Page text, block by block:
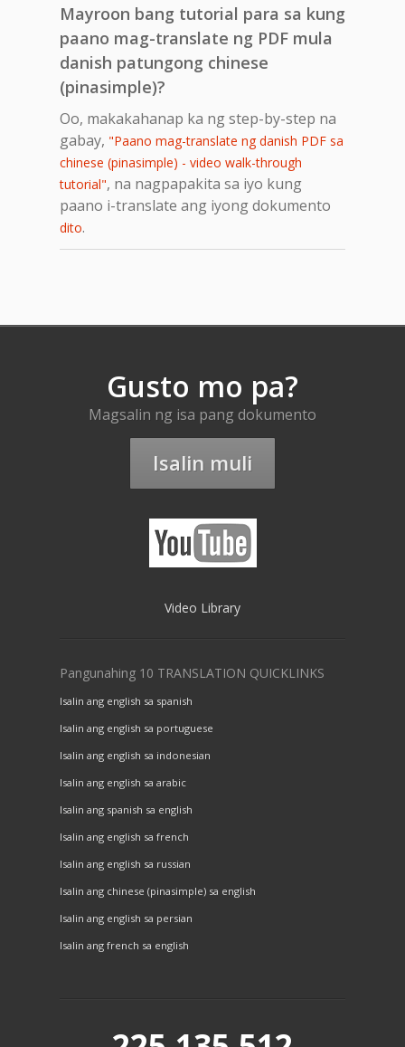
Mayroon bang tutorial para sa kung
paano mag-translate ng PDF mula
danish patungong chinese
(pinasimple)?
Oo, makakahanap ka ng step-by-step na
gabay, "Paano mag-translate ng danish PDF sa
chinese (pinasimple) - video walk-through
tutorial", na nagpapakita sa iyo kung
paano i-translate ang iyong dokumento
dito.
Gusto mo pa?
Magsalin ng isa pang dokumento
Isalin muli
Video Library
Pangunahing 10 TRANSLATION QUICKLINKS
Isalin ang english sa spanish
Isalin ang english sa portuguese
Isalin ang english sa indonesian
Isalin ang english sa arabic
Isalin ang spanish sa english
Isalin ang english sa french
Isalin ang english sa russian
Isalin ang chinese (pinasimple) sa english
Isalin ang english sa persian
Isalin ang french sa english